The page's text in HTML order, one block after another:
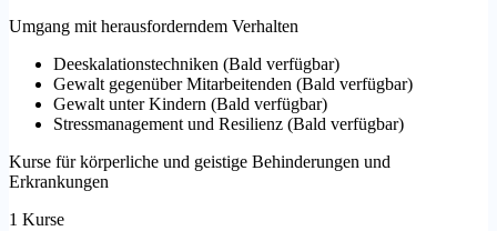
Umgang mit herausforderndem Verhalten
Deeskalationstechniken (Bald verfügbar)
Gewalt gegenüber Mitarbeitenden (Bald verfügbar)
Gewalt unter Kindern (Bald verfügbar)
Stressmanagement und Resilienz (Bald verfügbar)
Kurse für körperliche und geistige Behinderungen und
Erkrankungen
1 Kurse